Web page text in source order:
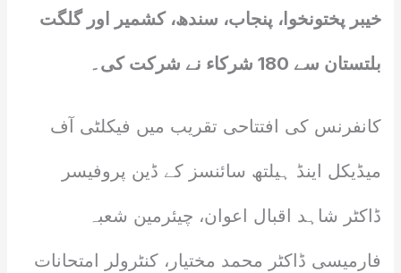
خیبر پختونخوا، پنجاب، سندھ، کشمیر اور گلگت
بلتستان سے 180 شرکاء نے شرکت کی۔
کانفرنس کی افتتاحی تقریب میں فیکلٹی آف
میڈیکل اینڈ ہیلتھ سائنسز کے ڈین پروفیسر
ڈاکٹر شاہد اقبال اعوان، چیئرمین شعبہ
فارمیسی ڈاکٹر محمد مختیار، کنٹرولر امتحانات